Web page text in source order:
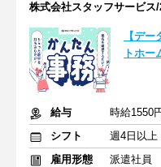
株式会社スタッフサービス
【デ
トホ
給与
時給1550
シフト
週4日以上
雇用形態
派遣社員